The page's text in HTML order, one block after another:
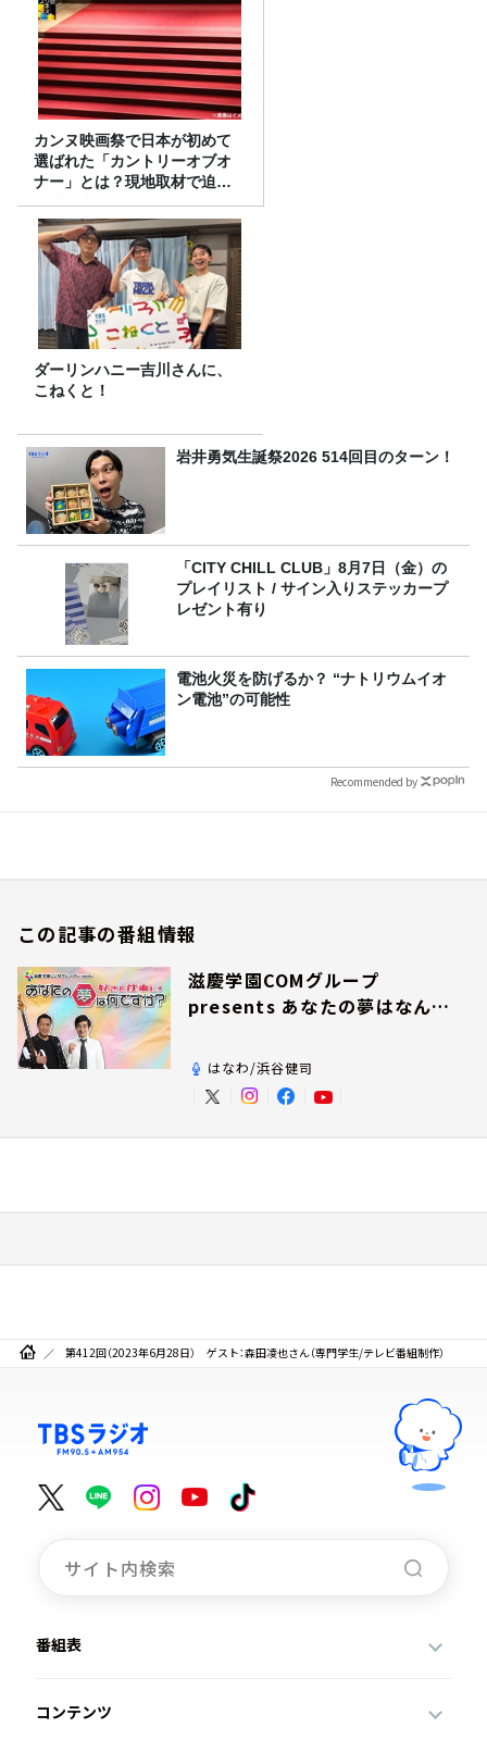
カンヌ映画祭で日本が初めて
選ばれた「カントリーオブオ
ナー」とは？現地取材で迫る
選出の意味
ダーリンハニー吉川さんに、
こねくと！
岩井勇気生誕祭2026 514回目のターン！
「CITY CHILL CLUB」8月7日（金）の
プレイリスト / サイン入りステッカープ
レゼント有り
電池火災を防げるか？ “ナトリウムイオ
ン電池”の可能性
Recommended by
この記事の番組情報
滋慶学園COMグループ
presents あなたの夢はなんで
はなわ/浜谷健司
第412回（2023年6月28日） ゲスト：森田凌也さん（専門学生/テレビ番組制作）
番組表
コンテンツ